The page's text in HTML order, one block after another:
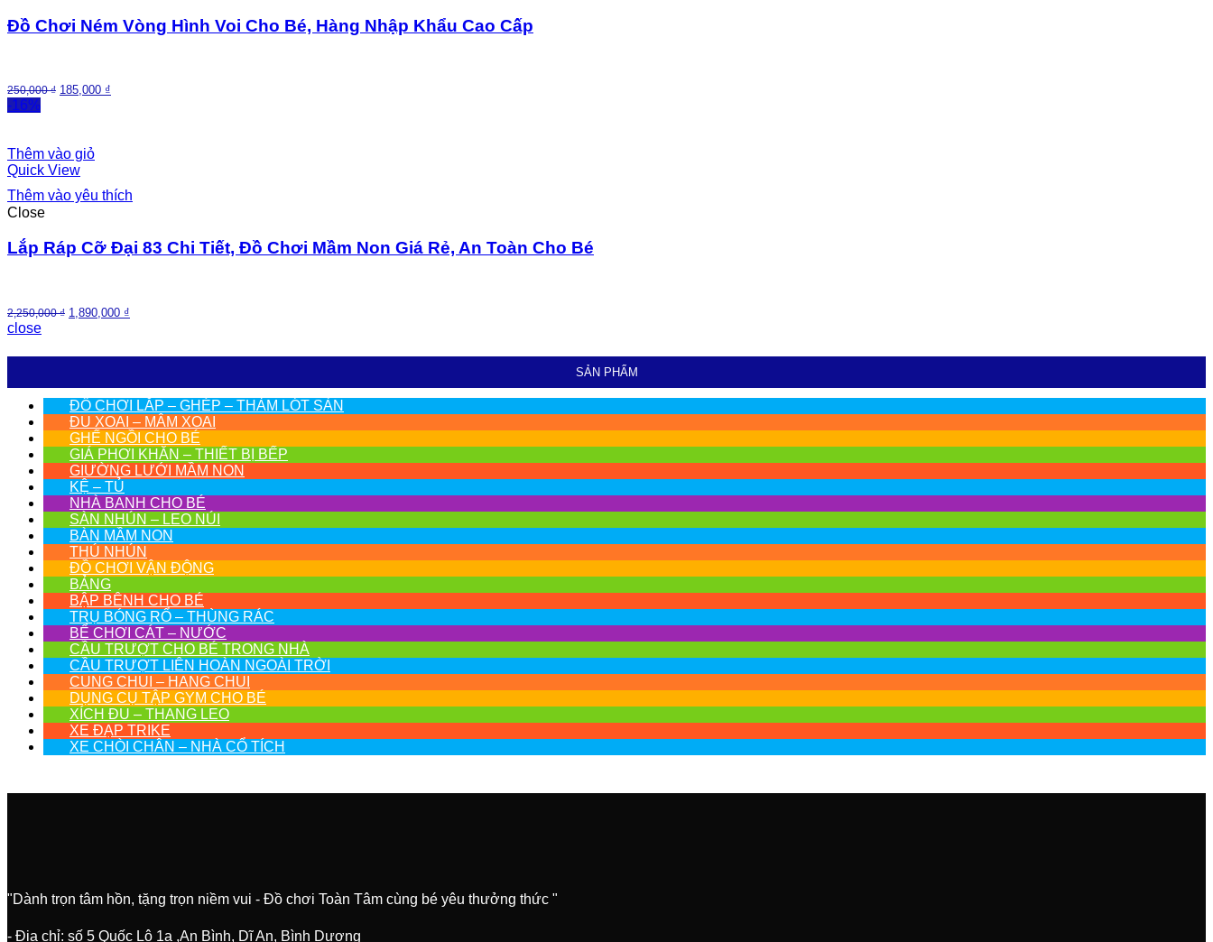
Đồ Chơi Ném Vòng Hình Voi Cho Bé, Hàng Nhập Khẩu Cao Cấp
250,000₫ 185,000 ₫
-16%
Thêm vào giỏ
Quick View
Thêm vào yêu thích
Close
Lắp Ráp Cỡ Đại 83 Chi Tiết, Đồ Chơi Mầm Non Giá Rẻ, An Toàn Cho Bé
2,250,000₫ 1,890,000 ₫
close
SẢN PHẨM
ĐỒ CHƠI LẮP – GHÉP – THẢM LÓT SÀN
ĐU XOAI – MÂM XOAI
GHẾ NGỒI CHO BÉ
GIÁ PHƠI KHĂN – THIẾT BỊ BẾP
GIƯỜNG LƯỚI MẦM NON
KỆ – TỦ
NHÀ BANH CHO BÉ
SÀN NHÚN – LEO NÚI
BÀN MẦM NON
THÚ NHÚN
ĐỒ CHƠI VẬN ĐỘNG
BẢNG
BẬP BÊNH CHO BÉ
TRỤ BÓNG RỔ – THÙNG RÁC
BỂ CHƠI CÁT – NƯỚC
CẦU TRƯỢT CHO BÉ TRONG NHÀ
CẦU TRƯỢT LIÊN HOÀN NGOÀI TRỜI
CUNG CHUI – HANG CHUI
DỤNG CỤ TẬP GYM CHO BÉ
XÍCH ĐU – THANG LEO
XE ĐẠP TRIKE
XE CHÒI CHÂN – NHÀ CỔ TÍCH
"Dành trọn tâm hồn, tặng trọn niềm vui - Đồ chơi Toàn Tâm cùng bé yêu thưởng thức "
- Địa chỉ: số 5 Quốc Lộ 1a ,An Bình, Dĩ An, Bình Dương